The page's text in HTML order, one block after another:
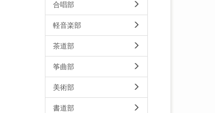
合唱部
軽音楽部
茶道部
筝曲部
美術部
書道部